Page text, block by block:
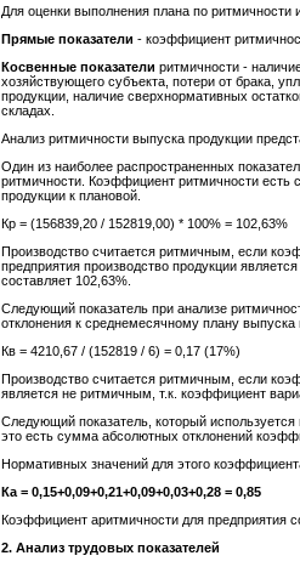
Для оценки выполнения плана по
Прямые показатели - коэффициент
Косвенные показатели ритмичности -
хозяйствующего субъекта, потери от брака,
продукции, наличие сверхнормативных
складах.
Анализ ритмичности выпуска продукции
Один из наиболее распространенных
ритмичности. Коэффициент ритмичности есть
продукции к плановой.
Кр = (156839,20 / 152819,00) * 100% = 102,63%
Производство считается ритмичным, если
предприятия производство продукции
составляет 102,63%.
Следующий показатель при анализе
отклонения к среднемесячному плану выпуска
Кв = 4210,67 / (152819 / 6) = 0,17 (17%)
Производство считается ритмичным, если
является не ритмичным, т.к. коэффициент
Следующий показатель, который
это есть сумма абсолютных отклонений
Нормативных значений для этого
Ка = 0,15+0,09+0,21+0,09+0,03+0,28 = 0,85
Коэффициент аритмичности для предприятия
2. Анализ трудовых показателей